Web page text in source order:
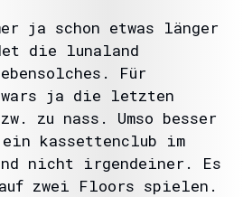
ja schon etwas länger
die lunaland
ebensolches. Für
wars ja die letzten
zu nass. Umso besser
kassettenclub im
nicht irgendeiner. Es
zwei Floors spielen.